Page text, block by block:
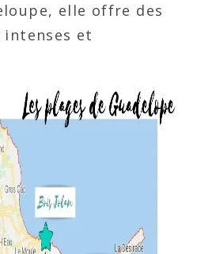
elle offre des
intenses et